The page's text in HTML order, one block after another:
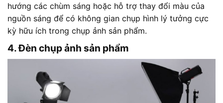
hướng các chùm sáng hoặc hỗ trợ thay đổi màu của
nguồn sáng để có không gian chụp hình lý tưởng cực
kỳ hữu ích trong chụp ảnh sản phẩm.
4. Đèn chụp ảnh sản phẩm